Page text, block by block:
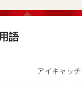
語
アイキャッチ